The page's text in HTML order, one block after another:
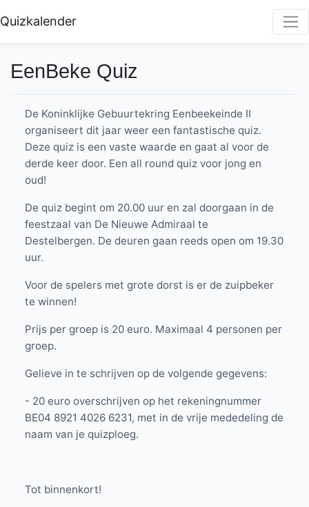
Quizkalender
EenBeke Quiz
De Koninklijke Gebuurtekring Eenbeekeinde II
organiseert dit jaar weer een fantastische quiz.
Deze quiz is een vaste waarde en gaat al voor de
derde keer door. Een all round quiz voor jong en
oud!
De quiz begint om 20.00 uur en zal doorgaan in de
feestzaal van De Nieuwe Admiraal te
Destelbergen. De deuren gaan reeds open om 19.30
uur.
Voor de spelers met grote dorst is er de zuipbeker
te winnen!
Prijs per groep is 20 euro. Maximaal 4 personen per
groep.
Gelieve in te schrijven op de volgende gegevens:
- 20 euro overschrijven op het rekeningnummer
BE04 8921 4026 6231, met in de vrije mededeling de
naam van je quizploeg.
Tot binnenkort!